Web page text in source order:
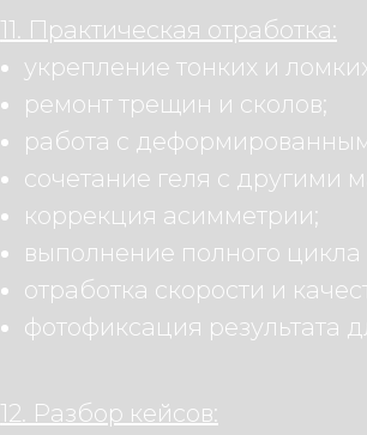
11. Практическая отработка:
укрепление тонких и
ремонт трещин и сколов;
работа с
сочетание геля с другими
коррекция асимметрии;
выполнение полного
отработка скорости и
фотофиксация результата
12. Разбор кейсов: